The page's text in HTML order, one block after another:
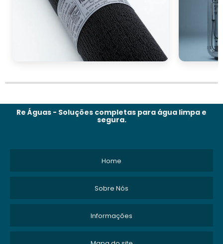
Re Águas - Soluções completas para água limpa e
segura.
Home
Sobre Nós
Informações